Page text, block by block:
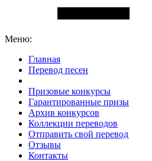
Меню:
Главная
Перевод песен
Призовые конкурсы
Гарантированные призы
Архив конкурсов
Коллекции переводов
Отправить свой перевод
Отзывы
Контакты